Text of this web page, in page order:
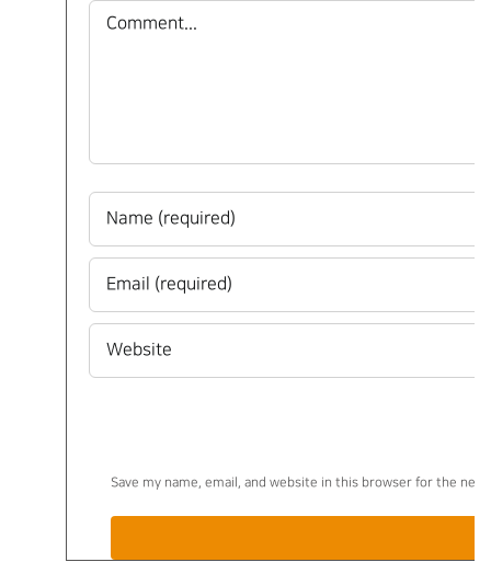
Comment
Save my name, email, and website in this browser for the